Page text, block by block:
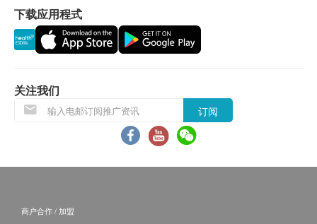
*取报告前请联络童珀医疗
邮寄报告
b.国内或澳门收取$50邮费；
c.海外收取$100邮费
备注
下载应用程式
关注我们
订阅
商户合作 / 加盟